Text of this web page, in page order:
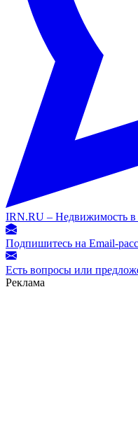
IRN.RU – Недвижимость
Подпишитесь на Email-
Есть вопросы или
Реклама